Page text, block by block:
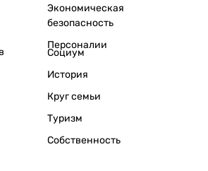
Экономическая
безопасность
Персоналии
Социум
История
Круг семьи
Туризм
Собственность